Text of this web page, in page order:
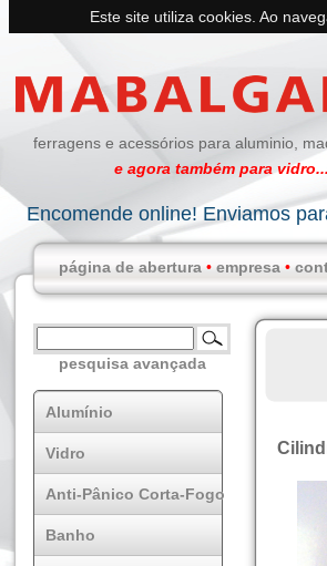
Este site utiliza cookies. Ao
ferragens e acessórios para aluminio,
e agora também para vidro...
Encomende online! Enviamos
página de abertura • empresa •
pesquisa avançada
Alumínio
Vidro
Anti-Pânico Corta-Fogo
Banho